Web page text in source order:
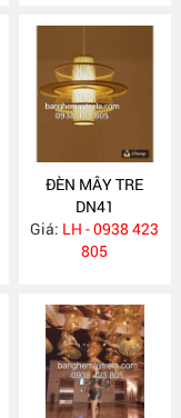
ĐÈN MÂY TRE
DN41
Giá: LH - 0938 423
805